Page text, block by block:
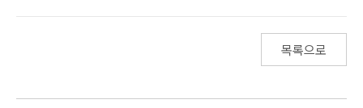
목록으로